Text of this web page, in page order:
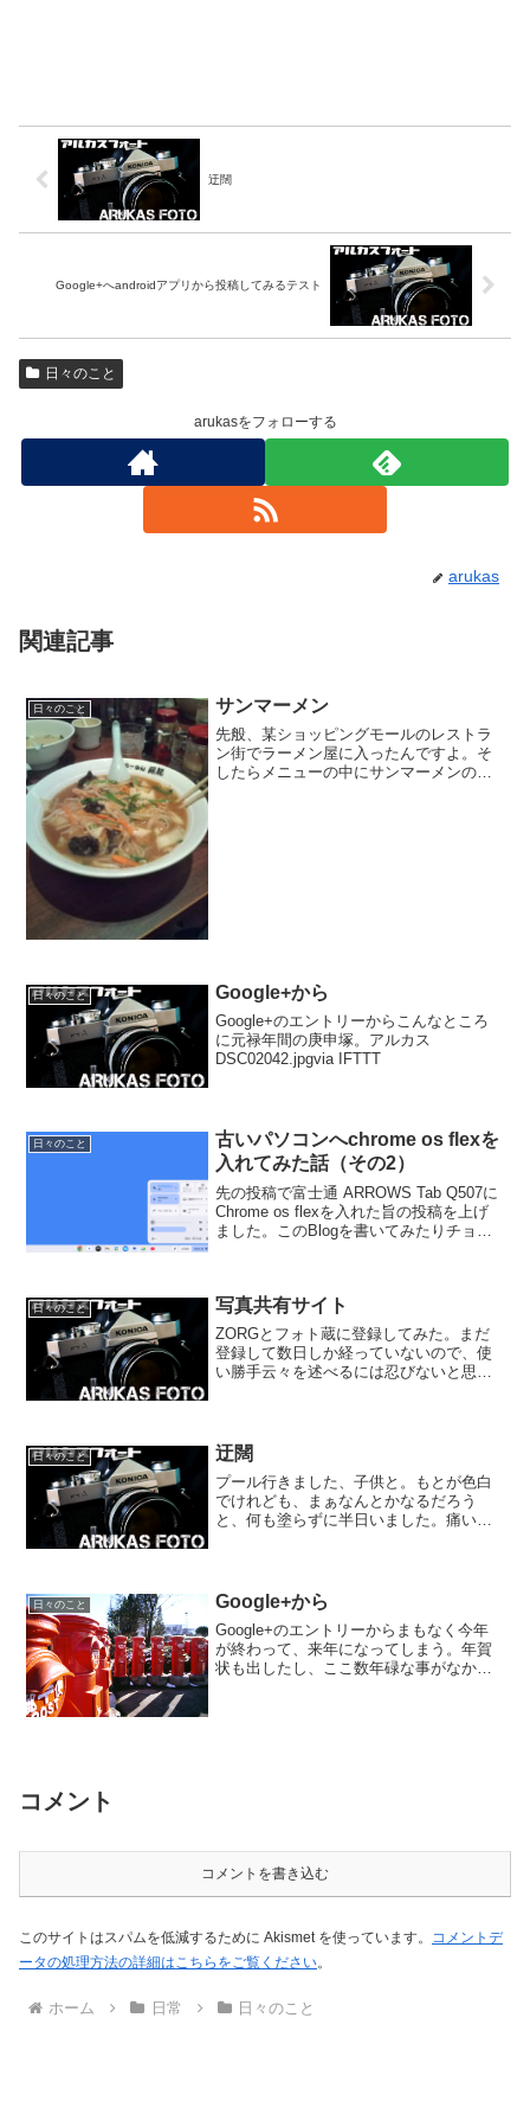
迂闊
Google+へandroidアプリから投稿してみるテスト
日々のこと
arukasをフォローする
arukas
関連記事
日々のこと サンマーメン
先般、某ショッピングモールのレストラ
ン街でラーメン屋に入ったんですよ。そ
したらメニューの中にサンマーメンの文
日々のこと Google+から
Google+のエントリーからこんなところ
に元禄年間の庚申塚。アルカス
DSC02042.jpgvia IFTTT
日々のこと
古いパソコンへchrome os flexを
入れてみた話（その2）
先の投稿で富士通 ARROWS Tab Q507に
Chrome os flexを入れた旨の投稿を上げ
ました。このBlogを書いてみたりチョコ
日々のこと 写真共有サイト
ZORGとフォト蔵に登録してみた。まだ
登録して数日しか経っていないので、使
い勝手云々を述べるには忍びないと思い
い限りアルバム作成...
日々のこと 迂闊
プール行きました、子供と。もとが色白
でけれども、まぁなんとかなるだろう
と、何も塗らずに半日いました。痛いん
日々のこと Google+から
Google+のエントリーからまもなく今年
が終わって、来年になってしまう。年賀
状も出したし、ここ数年碌な事がなかっ
コメント
コメントを書き込む
このサイトはスパムを低減するために Akismet を使っています。
コメントデ
ータの処理方法の詳細はこちらをご覧ください。
ホーム 日常 日々のこと